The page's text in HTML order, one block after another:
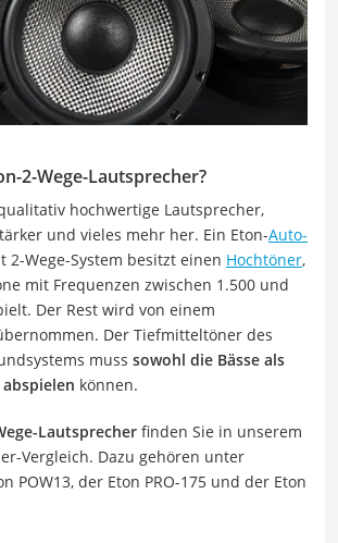
2-Wege-Lautsprecher?
hochwertige Lautsprecher,
und vieles mehr her. Ein Eton-Auto-
2-Wege-System besitzt einen Hochtöner,
mit Frequenzen zwischen 1.500 und
Der Rest wird von einem
Der Tiefmitteltöner des
muss sowohl die Bässe als
können.
Lautsprecher finden Sie in unserem
Vergleich. Dazu gehören unter
POW13, der Eton PRO-175 und der Eton